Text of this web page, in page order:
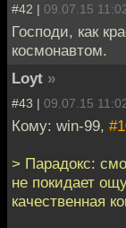
#42 | 09.07.15
Господи, как
космонавтом.
Loyt »
#43 | 09.07.15
Кому: win-99,
> Парадокс:
не покидает
качественная